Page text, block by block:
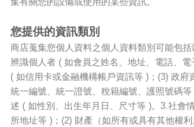
您提供的資訊類別
商店蒐集您個人資料之個人資料類別可能包
辨識個人者 ( 如會員之姓名、地址、電話、
( 如信用卡或金融機構帳戶資訊等 )；(3) 政府
統一編號、統一證號、稅籍編號、護照號碼
述 ( 如性別、出生年月日、尺寸等 )。3.社會
所地址等 )；(2) 財產（如所有或具有其他權